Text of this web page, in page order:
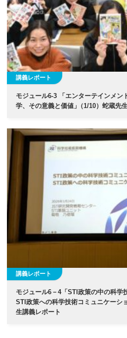
講義レポート
モジュール6-3 「エンターテインメン
学、その意義と価値」 （1/10）蛇蔵先
講義レポート
モジュール6－4「STI政策の中の科学
STI政策への科学技術コミュニケーシ
生講義レポート